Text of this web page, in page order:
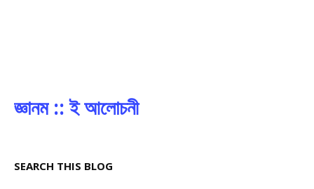
জ্ঞানম :: ই আলোচনী
SEARCH THIS BLOG